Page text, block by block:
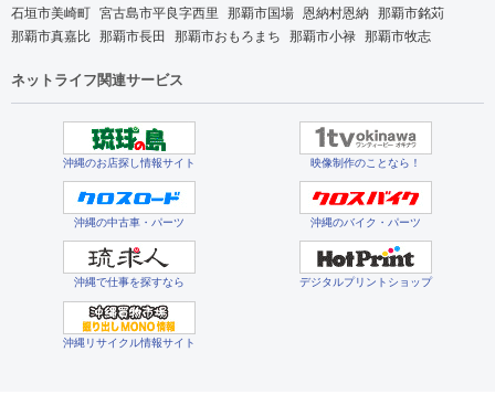
石垣市美崎町 宮古島市平良字西里 那覇市国場 恩納村恩納 那覇市銘苅
那覇市真嘉比 那覇市長田 那覇市おもろまち 那覇市小禄 那覇市牧志
ネットライフ関連サービス
沖縄のお店探し情報サイト 映像制作のことなら！
沖縄の中古車・パーツ 沖縄のバイク・パーツ
沖縄で仕事を探すなら デジタルプリントショップ
沖縄リサイクル情報サイト